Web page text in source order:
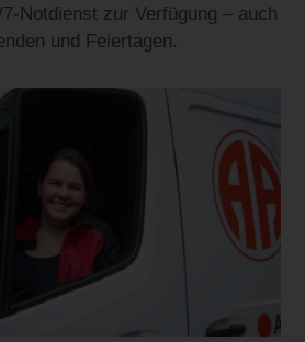
Notdienst zur Verfügung – auch
und Feiertagen.